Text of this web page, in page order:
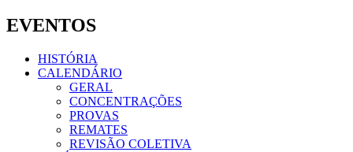
EVENTOS
HISTÓRIA
CALENDÁRIO
GERAL
CONCENTRAÇÕES
PROVAS
REMATES
REVISÃO COLETIVA